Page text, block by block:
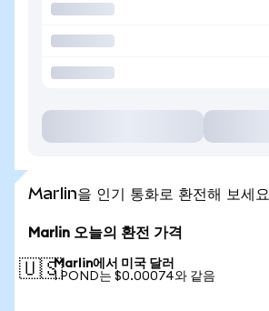
Marlin을 인기 통화로 환전해 보세요
Marlin 오늘의 환전 가격
🇺🇸Marlin에서 미국 달러
1 POND는 $0.00074와 같음